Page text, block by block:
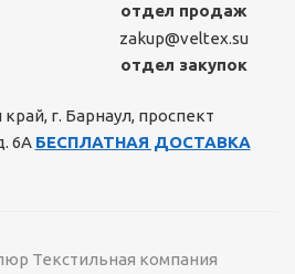
отдел продаж
zakup@veltex.su
отдел закупок
г. Барнаул, проспект
6А БЕСПЛАТНАЯ ДОСТАВКА
Текстильная компания